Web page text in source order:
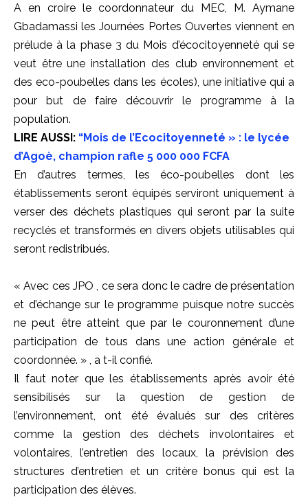
A en croire le coordonnateur du MEC, M. Aymane
Gbadamassi les Journées Portes Ouvertes viennent en
prélude à la phase 3 du Mois d’écocitoyenneté qui se
veut être une installation des club environnement et
des eco-poubelles dans les écoles), une initiative qui a
pour but de faire découvrir le programme à la
population.
LIRE AUSSI: “Mois de l’Ecocitoyenneté » : le lycée
d’Agoè, champion rafle 5 000 000 FCFA
En d’autres termes, les éco-poubelles dont les
établissements seront équipésserviront uniquement à
verser des déchets plastiques qui seront par la suite
recyclés et transformés en divers objets utilisables qui
seront redistribués.
« Avec cesJPO, ce sera donc le cadre de présentation
et d’échange sur le programme puisque notre succès
ne peut être atteint que par le couronnement d’une
participation de tous dans une action générale et
coordonnée. » , a t-il confié.
Il faut noter que les établissements après avoir été
sensibilisés sur la question de gestion de
l’environnement, ont été évalués sur des critères
comme la gestion des déchets involontaires et
volontaires, l’entretien des locaux, la prévision des
structures d’entretien et un critère bonus qui est la
participation des élèves.